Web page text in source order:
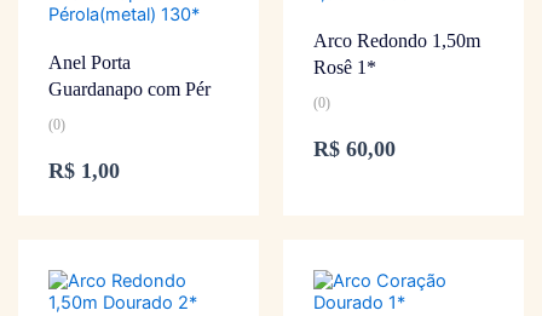
Anel Porta
Guardanapo com Pér
(0)
R$ 1,00
Arco Redondo 1,50m
Rosê 1*
(0)
R$ 60,00